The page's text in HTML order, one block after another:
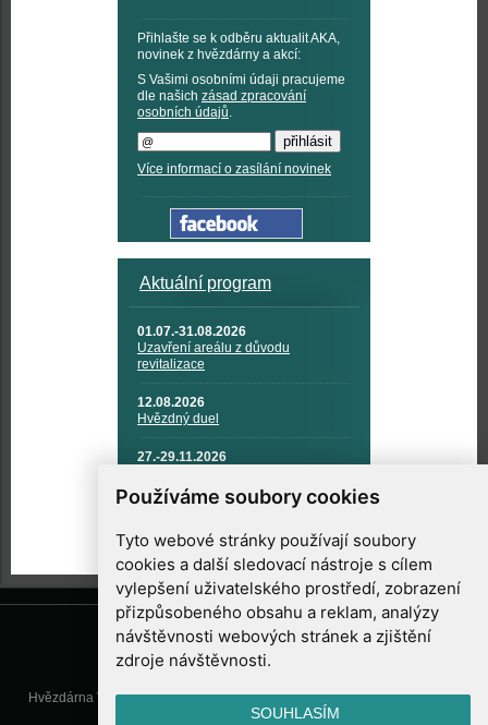
Používáme soubory cookies
Tyto webové stránky používají soubory
cookies a další sledovací nástroje s cílem
vylepšení uživatelského prostředí, zobrazení
přizpůsobeného obsahu a reklam, analýzy
návštěvnosti webových stránek a zjištění
zdroje návštěvnosti.
SOUHLASÍM
Přihlašte se k odběru aktualit AKA,
novinek z hvězdárny a akcí:
S Vašimi osobními údaji pracujeme
dle našich zásad zpracování
osobních údajů.
Více informací o zasílání novinek
Aktuální program
01.07.-31.08.2026
Uzavření areálu z důvodu
revitalizace
12.08.2026
Hvězdný duel
27.-29.11.2026
TECHNIKA A KOSMICKÉ
TECHNOLOGIE
Hvězdárna Valašské Meziříčí, příspěvková organizace, Vsetínská 78, 757
01 Valašské Meziříčí